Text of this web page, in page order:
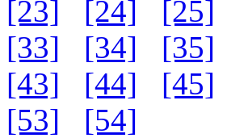
[23]
[24] [25]
[33]
[34] [35]
[43]
[44] [45]
[53]
[54]